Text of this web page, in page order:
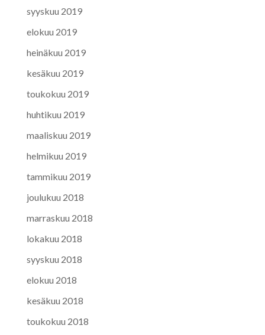
syyskuu 2019
elokuu 2019
heinäkuu 2019
kesäkuu 2019
toukokuu 2019
huhtikuu 2019
maaliskuu 2019
helmikuu 2019
tammikuu 2019
joulukuu 2018
marraskuu 2018
lokakuu 2018
syyskuu 2018
elokuu 2018
kesäkuu 2018
toukokuu 2018